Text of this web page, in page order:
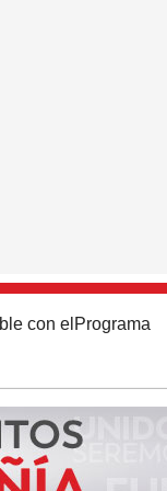
con el Programa